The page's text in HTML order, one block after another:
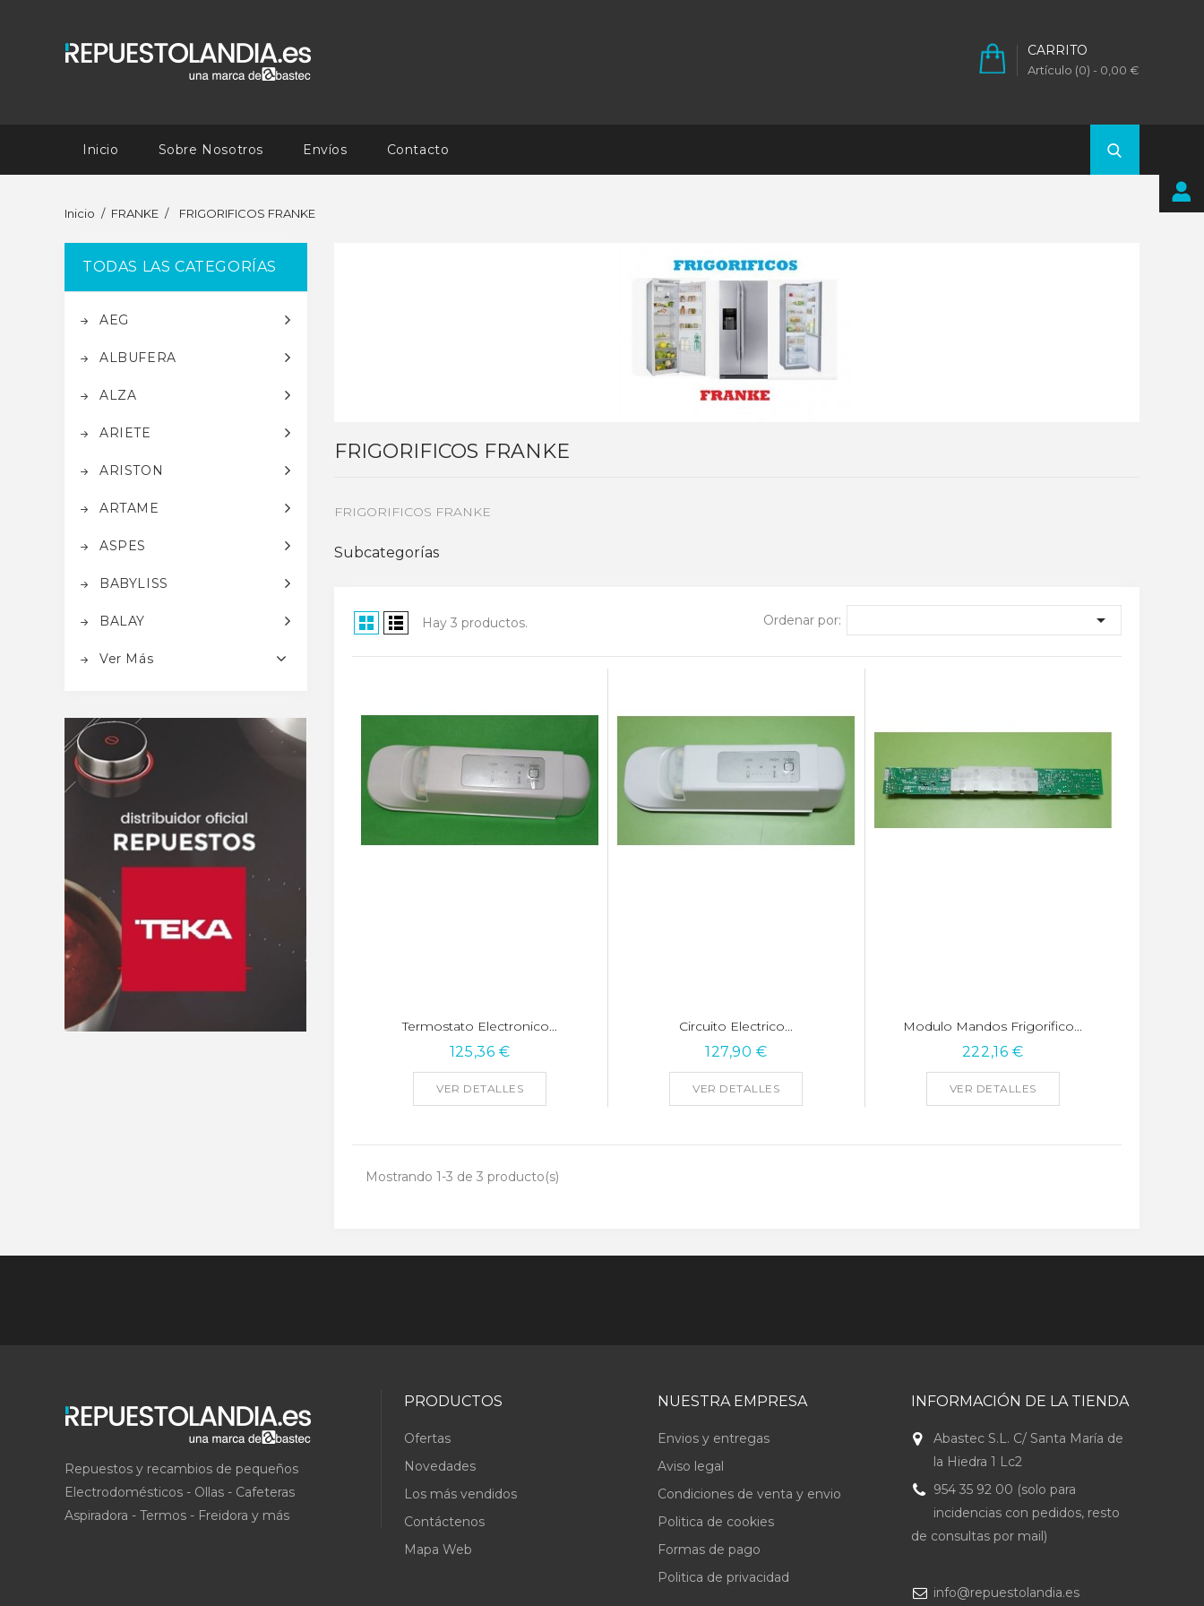
CARRITO
Artículo (0) - 0,00 €
Inicio Sobre Nosotros Envíos Contacto
Inicio FRANKE FRIGORIFICOS FRANKE
TODAS LAS CATEGORÍAS
AEG
ALBUFERA
ALZA
ARIETE
ARISTON
ARTAME
ASPES
BABYLISS
BALAY
Ver Más
FRIGORIFICOS FRANKE
FRIGORIFICOS FRANKE
Subcategorías
Hay 3 productos. Ordenar por: 
Termostato Electronico...
125,36 €
VER DETALLES
Circuito Electrico...
127,90 €
VER DETALLES
Modulo Mandos Frigorifico...
222,16 €
VER DETALLES
Mostrando 1-3 de 3 producto(s)
Repuestos y recambios de pequeños
Electrodomésticos - Ollas - Cafeteras
Aspiradora - Termos - Freidora y más
PRODUCTOS
Ofertas
Novedades
Los más vendidos
Contáctenos
Mapa Web
NUESTRA EMPRESA
Envios y entregas
Aviso legal
Condiciones de venta y envio
Politica de cookies
Formas de pago
Politica de privacidad
INFORMACIÓN DE LA TIENDA
Abastec S.L. C/ Santa María de
la Hiedra 1 Lc2
954 35 92 00 (solo para
incidencias con pedidos, resto
de consultas por mail)
info@repuestolandia.es